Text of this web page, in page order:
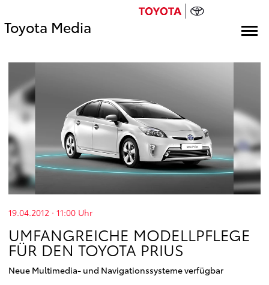
Toyota Media
19.04.2012 · 11:00 Uhr
UMFANGREICHE MODELLPFLEGE
FÜR DEN TOYOTA PRIUS
Neue Multimedia- und Navigationssysteme verfügbar